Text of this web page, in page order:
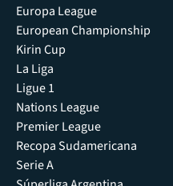
Europa League
European Championship
Kirin Cup
La Liga
Ligue 1
Nations League
Premier League
Recopa Sudamericana
Serie A